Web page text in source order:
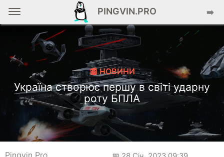
PINGVIN.PRO ➡️
📰 НОВИНИ
Україна створює першу в світі ударну
роту БПЛА
Pingvin Pro